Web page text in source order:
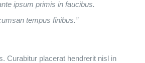
ipsum primis in faucibus.
tempus finibus.”
Curabitur placerat hendrerit nisl in